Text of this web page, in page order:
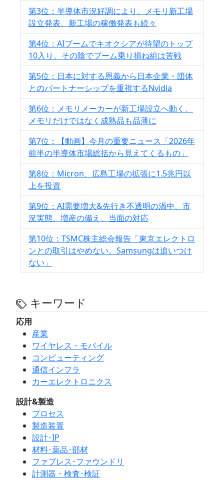
第3位：半導体市況好調により、メモリ新工場
設立発表、新工場の稼働発表も続々
第4位：AIブームでキオクシアが待望のトップ
10入り、その陰でブーム乗り損ね組は苦戦
第5位：日本に対する恩義から日本企業・団体
とのパートナーシップを重視するNvidia
第6位：メモリメーカーが新工場設立へ動く、
メモリだけではなく成熟品も品薄に
第7位：【動画】今月の重要ニュース「2026年
前半の半導体市場総括から見えてくるもの」
第8位：Micron、広島工場の拡張に1.5兆円以
上を投資
第9位：AI需要増大&先行き不透明の渦中、市
況実態、増産の備え、当面の対応
第10位：TSMC株主総会報告「東京エレクトロ
ンとの取引はやめない。Samsungは追いつけ
ない」
キーワード
応用
産業
ワイヤレス・モバイル
コンピューティング
通信インフラ
カーエレクトロニクス
設計&製造
プロセス
製造装置
設計･IP
材料･薬品･部材
ファブレス･ファウンドリ
計測器・検査･検証